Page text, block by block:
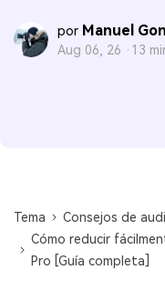
por Manuel
Aug 06, 26 · 13
Tema
Consejos de
Cómo reducir
Pro [Guía completa]